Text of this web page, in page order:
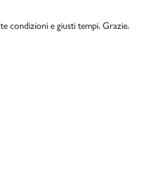
condizioni e giusti tempi. Grazie.